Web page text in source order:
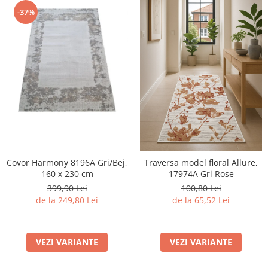
-37%
Covor Harmony 8196A Gri/Bej,
160 x 230 cm
399,90 Lei
de la 249,80 Lei
VEZI VARIANTE
Traversa model floral Allure,
17974A Gri Rose
100,80 Lei
de la 65,52 Lei
VEZI VARIANTE